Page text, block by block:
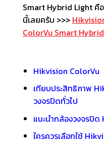
Smart Hybrid Light คื
นี้เลยครับ >>>
ColorVu Smart
Hikvision ColorVu
เทียบประสิทธิภาพ
วงจรปิดทั่วไป
แนะนำกล้องวงจรปิ
ใครควรเลือกใช้